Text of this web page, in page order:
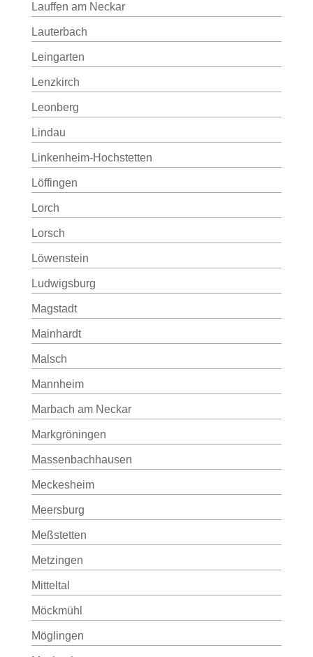
Lauffen am Neckar
Lauterbach
Leingarten
Lenzkirch
Leonberg
Lindau
Linkenheim-Hochstetten
Löffingen
Lorch
Lorsch
Löwenstein
Ludwigsburg
Magstadt
Mainhardt
Malsch
Mannheim
Marbach am Neckar
Markgröningen
Massenbachhausen
Meckesheim
Meersburg
Meßstetten
Metzingen
Mitteltal
Möckmühl
Möglingen